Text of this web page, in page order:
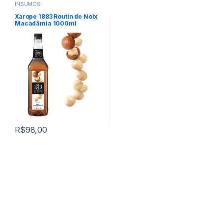
INSUMOS
Xarope 1883 Routin de Noix
Macadâmia 1000ml
R$98,00